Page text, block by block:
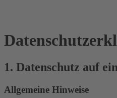
1. Datenschutz auf
Allgemeine Hinweise